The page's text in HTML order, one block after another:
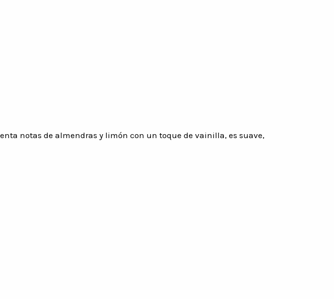
notas de almendras y limón con un toque de vainilla, es suave,